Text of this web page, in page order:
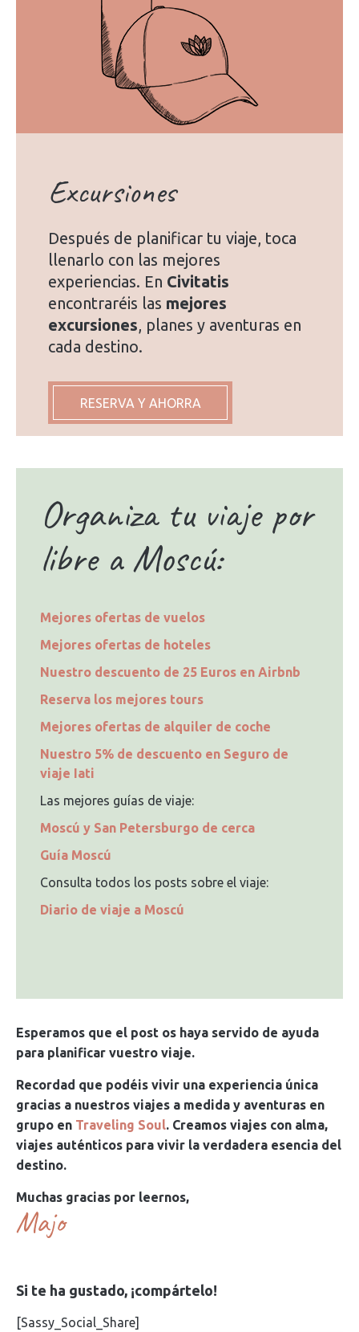
Excursiones
Después de planificar tu viaje, toca
llenarlo con las mejores
experiencias. En Civitatis
encontraréis las mejores
excursiones, planes y aventuras en
cada destino.
RESERVA Y AHORRA
Organiza tu viaje por
libre a Moscú:
Mejores ofertas de vuelos
Mejores ofertas de hoteles
Nuestro descuento de 25 Euros en Airbnb
Reserva los mejores tours
Mejores ofertas de alquiler de coche
Nuestro 5% de descuento en Seguro de
viaje Iati
Las mejores guías de viaje:
Moscú y San Petersburgo de cerca
Guía Moscú
Consulta todos los posts sobre el viaje:
Diario de viaje a Moscú
Esperamos que el post os haya servido de ayuda
para planificar vuestro viaje.
Recordad que podéis vivir una experiencia única
gracias a nuestros viajes a medida y aventuras en
grupo en Traveling Soul. Creamos viajes con alma,
viajes auténticos para vivir la verdadera esencia del
destino.
Muchas gracias por leernos,
Majo
Si te ha gustado, ¡compártelo!
[Sassy_Social_Share]